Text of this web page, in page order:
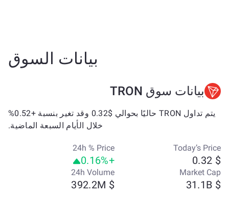
بيانات السوق
بيانات سوق TRON
يتم تداول TRON حاليًا بحوالي $0.32 وقد تغير بنسبة +0.52%
خلال الأيام السبعة الماضية.
Today’s Price
$ 0.32
24h % Price
+0.16%
Market Cap
$ 31.1B
24h Volume
$ 392.2M